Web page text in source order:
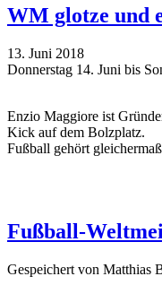
WM glotze und
13. Juni 2018
Donnerstag 14. Juni bis
Enzio Maggiore ist
Kick auf dem Bolzplatz.
Fußball gehört
Fußball-
Gespeichert von Matthias